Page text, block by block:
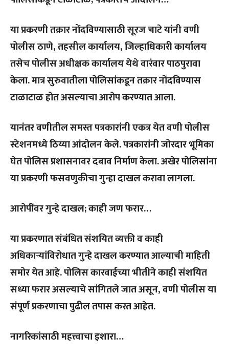
या प्रकरणी तक्रार नोंदविण्यासाठी सूरज चाटे यांनी वणी
पोलीस ठाणे, तहसील कार्यालय, जिल्हाधिकारी कार्यालय
तसेच पोलीस अधीक्षक कार्यालय येथे वारंवार पाठपुरावा
केला. मात्र सुरुवातीला पोलिसांकडून तक्रार नोंदविण्यास
टाळाटाळ होत असल्याचा आरोप करण्यात आला.
यानंतर वणीतील समस्त पत्रकारांनी एकत्र येत वणी पोलीस
स्टेशनमध्ये ठिय्या आंदोलन केले. पत्रकारांनी जोरदार भूमिका
घेत पोलिस प्रशासनावर दबाव निर्माण केला. अखेर पोलिसांना
या प्रकरणी फसवणुकीचा गुन्हा दाखल करावा लागला.
आरोपींवर गुन्हे दाखल; काही जण फरार…
या प्रकरणात संबंधित संशयित व्यक्ती व काही
अधिकाऱ्यांविरोधात गुन्हे दाखल करण्यात आल्याची माहिती
समोर येत आहे. पोलिस कारवाईच्या भीतीने काही संशयित
सध्या फरार असल्याचे सांगितले जात असून, वणी पोलीस या
संपूर्ण प्रकरणाचा पुढील तपास करत आहेत.
नागरिकांसाठी महत्त्वाचा इशारा…